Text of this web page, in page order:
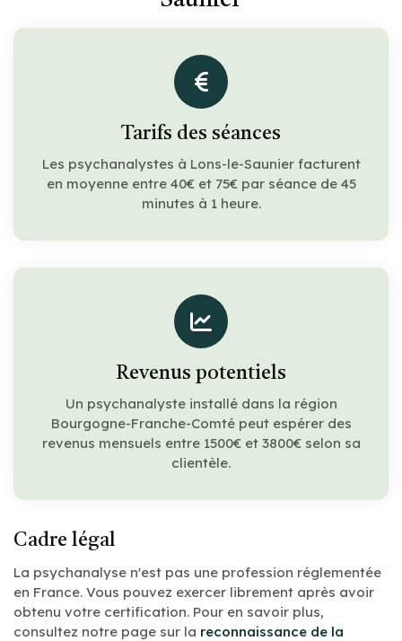
Tarifs des séances
Les psychanalystes à Lons-le-Saunier facturent
en moyenne entre 40€ et 75€ par séance de 45
minutes à 1 heure.
Revenus potentiels
Un psychanalyste installé dans la région
Bourgogne-Franche-Comté peut espérer des
revenus mensuels entre 1500€ et 3800€ selon sa
clientèle.
Cadre légal
La psychanalyse n'est pas une profession réglementée
en France. Vous pouvez exercer librement après avoir
obtenu votre certification. Pour en savoir plus,
consultez notre page sur la reconnaissance de la